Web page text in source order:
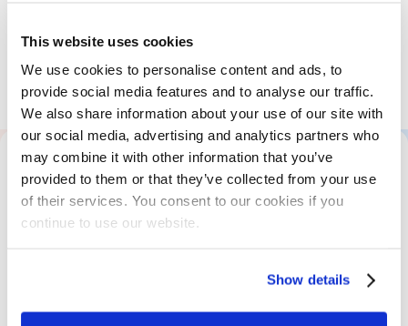
This website uses cookies
We use cookies to personalise content and ads, to
provide social media features and to analyse our traffic.
We also share information about your use of our site with
our social media, advertising and analytics partners who
may combine it with other information that you’ve
provided to them or that they’ve collected from your use
of their services. You consent to our cookies if you
continue to use our website.
Show details
Prerequisites
Aucun pré-requis
All About This Training
Skills Assessment